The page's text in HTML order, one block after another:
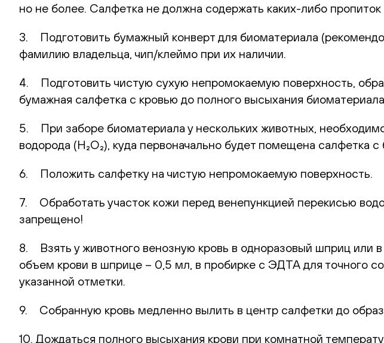
но не более. Салфетка не должна содержать каких-либо пропиток
3. Подготовить бумажный конверт для биоматериала
фамилию владельца, чип/клеймо при их наличии.
4. Подготовить чистую сухую непромокаемую поверхность,
бумажная салфетка с кровью до полного высыхания биоматериала.
5. При заборе биоматериала у нескольких животных,
водорода (H₂O₂), куда первоначально будет помещена салфетка
6. Положить салфетку на чистую непромокаемую поверхность.
7. Обработать участок кожи перед венепункцией перекисью
запрещено!
8. Взять у животного венозную кровь в одноразовый шприц
объем крови в шприце – 0,5 мл, в пробирке с ЭДТА для точного
указанной отметки.
9. Собранную кровь медленно вылить в центр салфетки до
10. Дождаться полного высыхания крови при комнатной